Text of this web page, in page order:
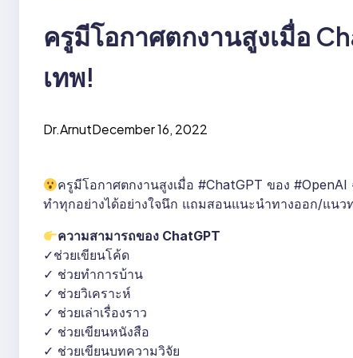
ครูมีโอกาศตกงานสูงเมื่อ
เทพ!
Dr.ArnutDecember 16, 2022
ครูมีโอกาศตกงานสูงเมื่อ #ChatGPT ของ
ทำทุกอย่างได้อย่างใจนึก แถมสอนแนะนำทางออก/แน
ความสามารถของ ChatGPT
✓ช่วยเขียนโค้ด
✓ ช่วยทำการบ้าน
✓ ช่วยวิเคราะห์
✓ ช่วยเล่าเรื่องราว
✓ ช่วยเขียนหนังสือ
✓ ช่วยเขียนบทความวิจัย